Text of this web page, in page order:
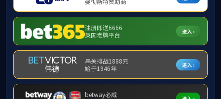
提示：访问地址无效，yjszs/http:/1349找不到对应的栏目！
首页 关闭此页